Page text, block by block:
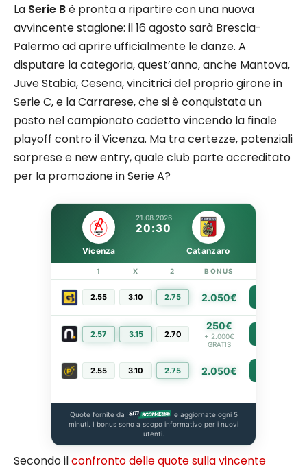
La Serie Bè pronta a ripartire con una nuova
avvincente stagione: il 16 agosto sarà Brescia-
Palermo ad aprire ufficialmente le danze. A
disputare la categoria, quest’anno, anche Mantova,
Juve Stabia, Cesena, vincitrici del proprio girone in
Serie C, e la Carrarese, che si è conquistata un
posto nel campionato cadetto vincendo la finale
playoff contro il Vicenza. Ma tra certezze, potenziali
sorprese e new entry, quale club parte accreditato
per la promozione in Serie A?
21.08.2026
20:30
Vicenza Catanzaro
1 X 2 BONUS
2.55 3.10 2.75 2.050€
2.57 3.15 2.70
250€
+ 2.000€
GRATIS
2.55 3.10 2.75 2.050€
Quote fornite da
e aggiornate ogni 5
minuti. I bonus sono a scopo informativo per i nuovi
utenti.
Secondo ilconfronto delle quote sulla vincente